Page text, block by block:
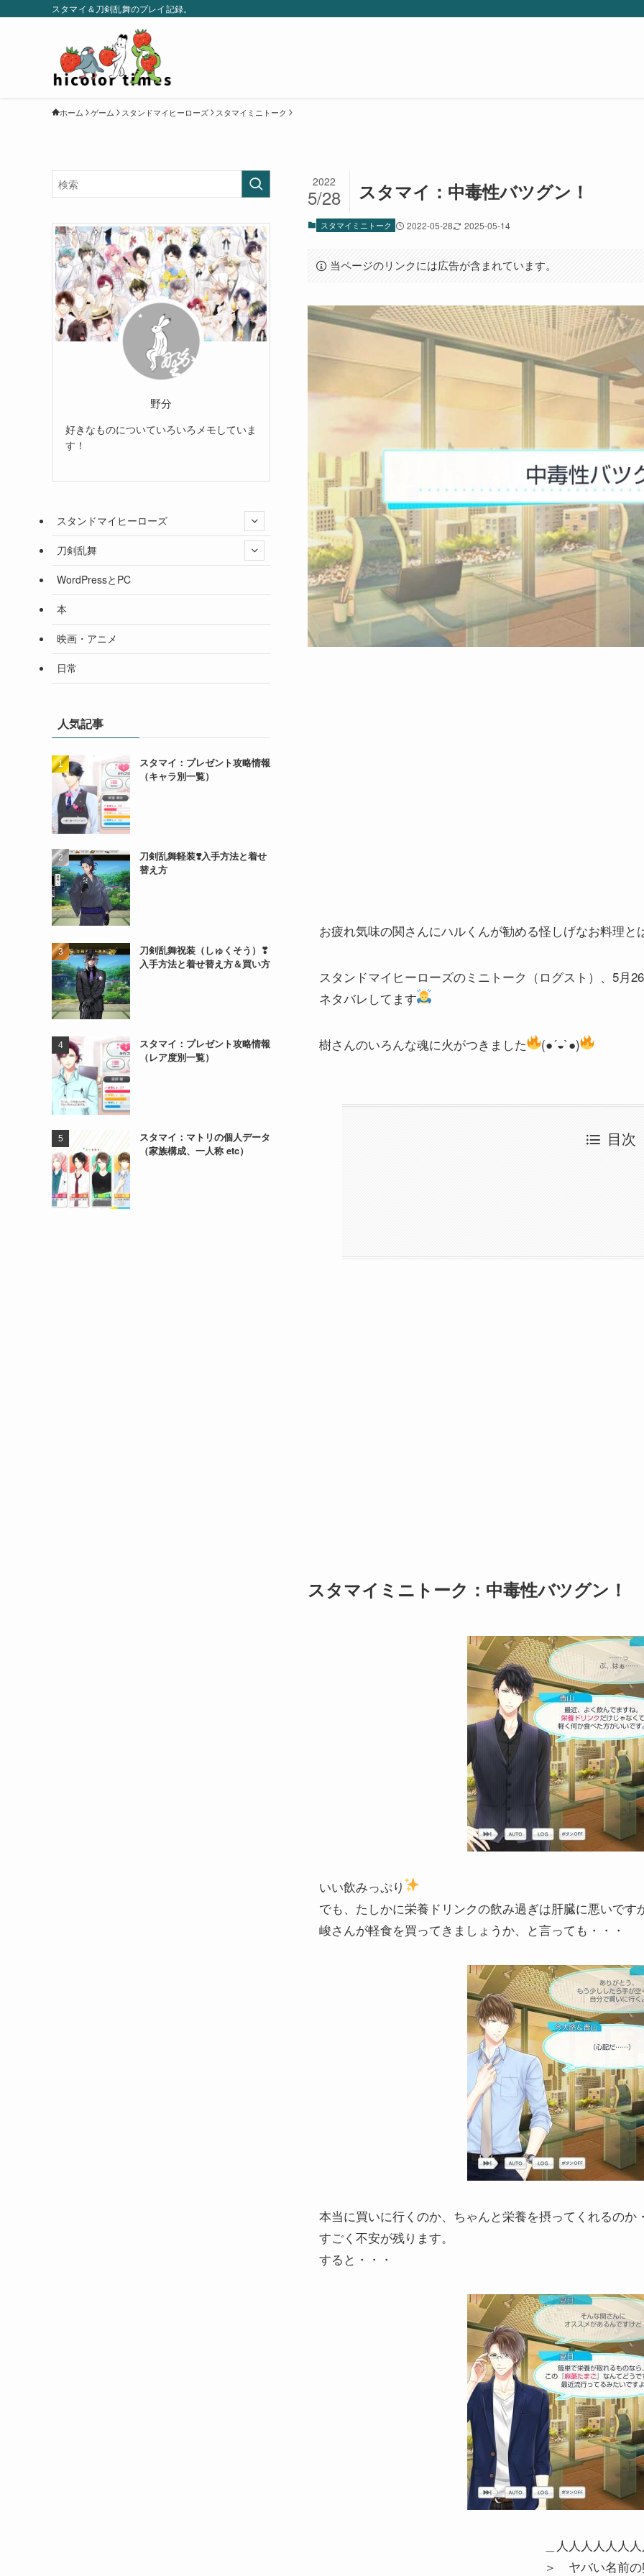
スタマイ＆刀剣乱舞のプレイ記録。
ホーム ゲーム スタンドマイヒーローズ スタマイミニトーク
スタマイ：中毒性バツグン！
2022
5/28
スタマイミニトーク 2022-05-28 2025-05-14
当ページのリンクには広告が含まれています。
お疲れ気味の関さんにハルくんが勧める怪しげなお料理と
スタンドマイヒーローズのミニトーク（ログスト）、5月
ネタバレしてます
樹さんのいろんな魂に火がつきました (●´◒`●)
目次
スタマイミニトーク：中毒性バツグン！
いい飲みっぷり
でも、たしかに栄養ドリンクの飲み過ぎは肝臓に悪いです
峻さんが軽食を買ってきましょうか、と言っても・・・
本当に買いに行くのか、ちゃんと栄養を摂ってくれるのか
すごく不安が残ります。
すると・・・
＿人人人人人人
＞ ヤバい名前
野分
好きなものについていろいろメモしていま
す！
スタンドマイヒーローズ
刀剣乱舞
WordPressとPC
本
映画・アニメ
日常
人気記事
スタマイ：プレゼント攻略情報
（キャラ別一覧）
刀剣乱舞軽装❣️入手方法と着せ
替え方
刀剣乱舞祝装（しゅくそう）❣
入手方法と着せ替え方＆買い方
スタマイ：プレゼント攻略情報
（レア度別一覧）
スタマイ：マトリの個人データ
（家族構成、一人称 etc）